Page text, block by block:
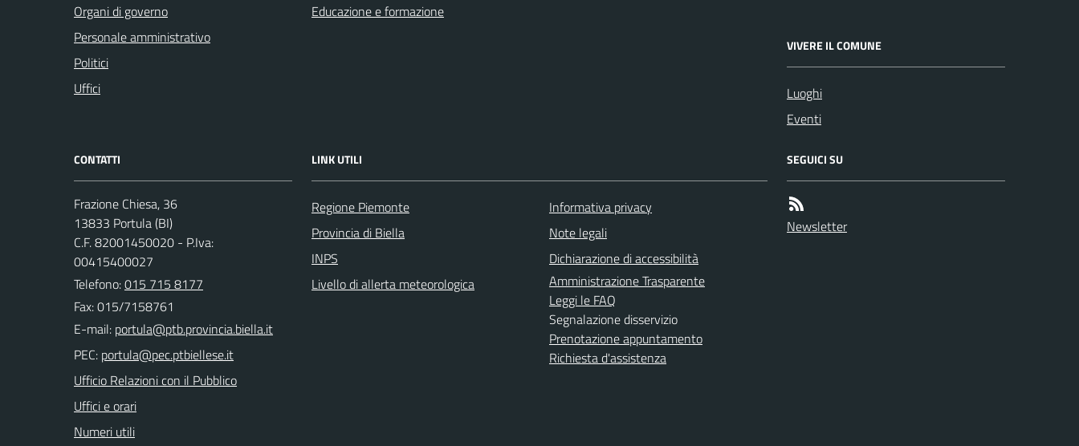
Organi di governo
Personale amministrativo
Politici
Uffici
Educazione e formazione
VIVERE IL COMUNE
Luoghi
Eventi
CONTATTI
Frazione Chiesa, 36
13833 Portula (BI)
C.F. 82001450020 - P.Iva:
00415400027
Telefono:015 715 8177
Fax: 015/7158761
E-mail:
PEC:
Ufficio Relazioni con il Pubblico
Uffici e orari
Numeri utili
LINK UTILI
Regione Piemonte
Provincia di Biella
INPS
Livello di allerta meteorologica
Informativa privacy
Note legali
Dichiarazione di accessibilità
Amministrazione Trasparente
Leggi le FAQ
Segnalazione disservizio
Prenotazione appuntamento
Richiesta d'assistenza
SEGUICI SU
Newsletter